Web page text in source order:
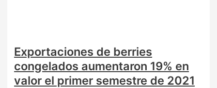
Exportaciones de berries
congelados aumentaron 19% en
valor el primer semestre de 2021